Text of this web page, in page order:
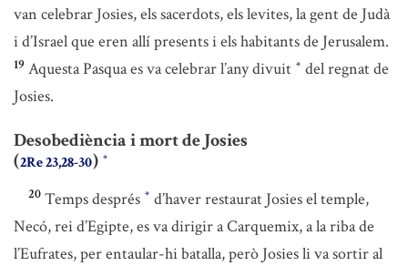
van celebrar Josies, els sacerdots, els levites, la gent de Judà
i d’Israel que eren allí presents i els habitants de Jerusalem.
19 Aquesta Pasqua es va celebrar l’any divuit * del regnat de
Josies.
Desobediència i mort de Josies
(2Re 23,28-30) *
20 Temps després * d’haver restaurat Josies el temple,
Necó, rei d’Egipte, es va dirigir a Carquemix, a la riba de
l’Eufrates, per entaular-hi batalla, però Josies li va sortir al